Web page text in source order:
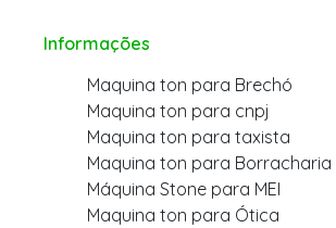
Informações
Maquina ton para Brechó
Maquina ton para cnpj
Maquina ton para taxista
Maquina ton para Borracharia
Máquina Stone para MEI
Maquina ton para Ótica